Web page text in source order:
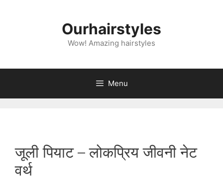
Ourhairstyles
Wow! Amazing hairstyles
Menu
जूली पियाट – लोकप्रिय जीवनी नेट
वर्थ